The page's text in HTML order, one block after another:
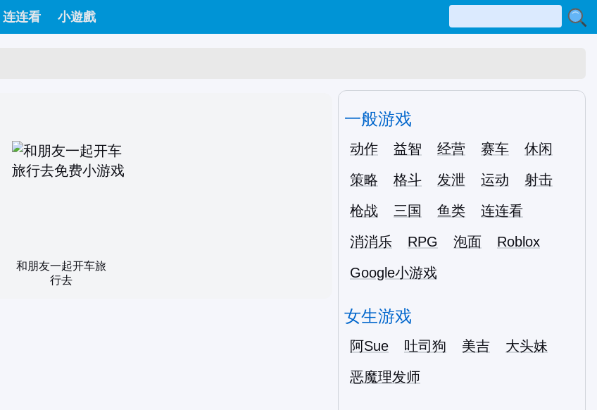
连连看 小遊戲
和朋友一起开车旅
行去
一般游戏
动作 益智 经营 赛车
休闲
策略
格斗 发泄 运动
射击
枪战
三国 鱼类
连连看
消消乐
RPG 泡面
Roblox
Google小游戏
女生游戏
阿Sue 吐司狗 美吉
大头妹
恶魔理发师